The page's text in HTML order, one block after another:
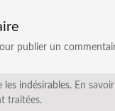
publier un
indésirables. En
traitées.